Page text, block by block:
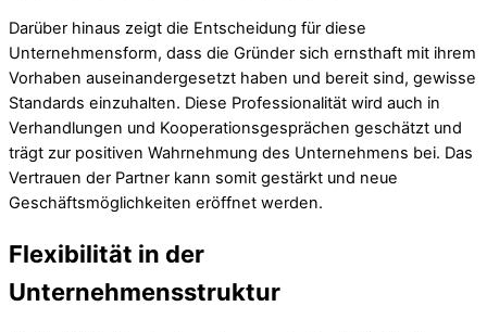
Darüber hinaus zeigt die Entscheidung für diese
Unternehmensform, dass die Gründer sich ernsthaft mit ihrem
Vorhaben auseinandergesetzt haben und bereit sind, gewisse
Standards einzuhalten. Diese Professionalität wird auch in
Verhandlungen und Kooperationsgesprächen geschätzt und
trägt zur positiven Wahrnehmung des Unternehmens bei. Das
Vertrauen der Partner kann somit gestärkt und neue
Geschäftsmöglichkeiten eröffnet werden.
Flexibilität in der
Unternehmensstruktur